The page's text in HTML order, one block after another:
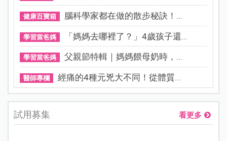
健康百寶箱 腦科學家都在做的散步秘訣！...
學習當爸媽 「媽媽去哪裡了？」4歲孩子還...
學習當爸媽 父親節特輯｜媽媽餵母奶時，...
醫師專欄 經痛的4種元兇大不同！從體質...
試用募集 看更多